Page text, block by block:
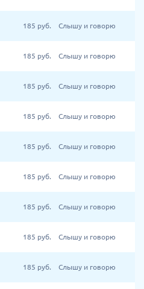
185 руб. Слышу и говорю
185 руб. Слышу и говорю
185 руб. Слышу и говорю
185 руб. Слышу и говорю
185 руб. Слышу и говорю
185 руб. Слышу и говорю
185 руб. Слышу и говорю
185 руб. Слышу и говорю
185 руб. Слышу и говорю